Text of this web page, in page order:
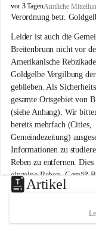
B
r
i
t
e
n
b
r
u
n
n
a
m
N
e
u
s
d
vor 3 TagenAmtliche
Verordnung betr.
Leider ist auch die
Breitenbrunn nicht vor
Amerikanische
Goldgelbe Vergilbung
geblieben. Als
gesamte Ortsgebiet von
(siehe Anhang). Wir
bereits mehrfach (Cities,
Gemeindezeitung)
Informationen zu
Reben zu entfernen.
einzelne Reben. Gemäß
Weinbaugesetz sind nicht
unzulässige Weingärten
helfen wir zusammen
vor den prognostizierten
Artikel